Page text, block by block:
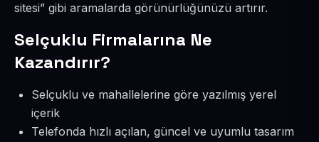
sitesi” gibi aramalarda görünürlüğünüzü artırır.
Selçuklu Firmalarına Ne
Kazandırır?
Selçuklu ve mahallelerine göre yazılmış yerel
içerik
Telefonda hızlı açılan, güncel ve uyumlu tasarım